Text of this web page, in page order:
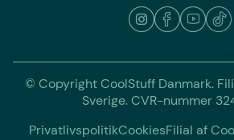
© Copyright CoolStuff Danmark.
Sverige. CVR-nummer
PrivatlivspolitikCookiesFilial af